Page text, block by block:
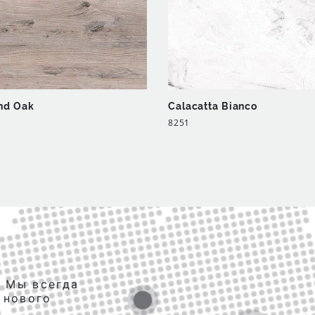
Oak Calacatta Bianco
8251
Мы всегда